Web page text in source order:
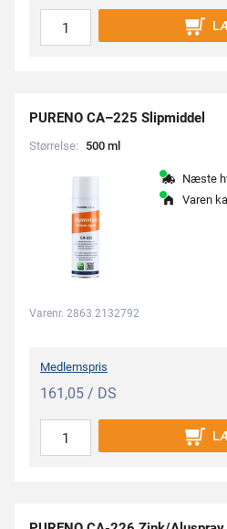
PURENO CA–225 Slipmiddel
Størrelse: 500 m
Næste
Varen
Varenr. 2863 2132792
Medlemspris
161,05 / DS